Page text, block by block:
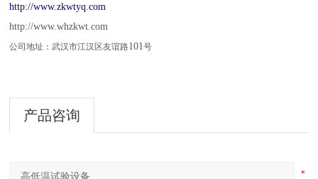
http://www.zkwtyq.com
http://www.whzkwt.com
公司地址：武汉市江汉区友谊路101号
产品咨询